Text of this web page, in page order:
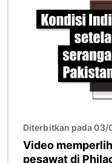
Diterbitkan pada
Video
pesawat di